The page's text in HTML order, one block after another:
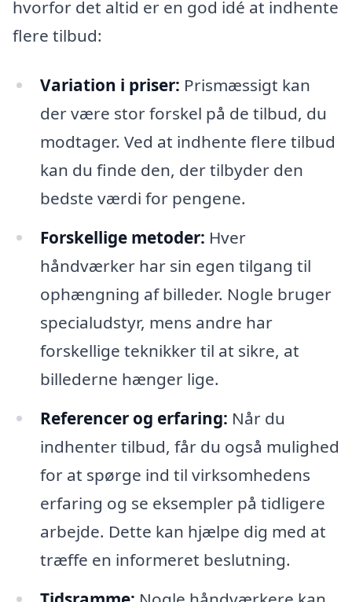
hvorfor det altid er en god idé at indhente
flere tilbud:
Variation i priser: Prismæssigt kan
der være stor forskel på de tilbud, du
modtager. Ved at indhente flere tilbud
kan du finde den, der tilbyder den
bedste værdi for pengene.
Forskellige metoder: Hver
håndværker har sin egen tilgang til
ophængning af billeder. Nogle bruger
specialudstyr, mens andre har
forskellige teknikker til at sikre, at
billederne hænger lige.
Referencer og erfaring: Når du
indhenter tilbud, får du også mulighed
for at spørge ind til virksomhedens
erfaring og se eksempler på tidligere
arbejde. Dette kan hjælpe dig med at
træffe en informeret beslutning.